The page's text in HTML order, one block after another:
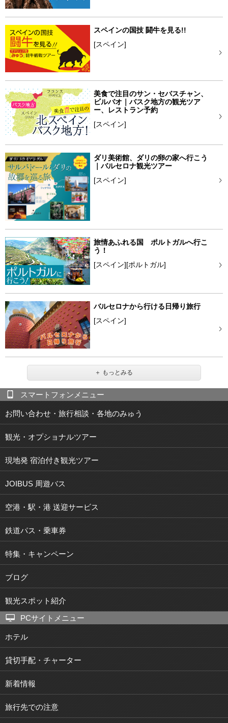
スペインの国技 闘牛を見る!!
[スペイン]
美食で注目のサン・セバスチャン、
ビルバオ｜バスク地方の観光ツア
ー、レストラン予約
[スペイン]
ダリ美術館、ダリの卵の家へ行こう
｜バルセロナ観光ツアー
[スペイン]
旅情あふれる国 ポルトガルへ行こ
う！
[スペイン][ポルトガル]
バルセロナから行ける日帰り旅行
[スペイン]
スマートフォンメニュー
お問い合わせ・旅行相談・各地のみゅう
観光・オプショナルツアー
現地発 宿泊付き観光ツアー
JOIBUS 周遊バス
空港・駅・港 送迎サービス
鉄道パス・乗車券
特集・キャンペーン
ブログ
観光スポット紹介
PCサイトメニュー
ホテル
貸切手配・チャーター
新着情報
旅行先での注意